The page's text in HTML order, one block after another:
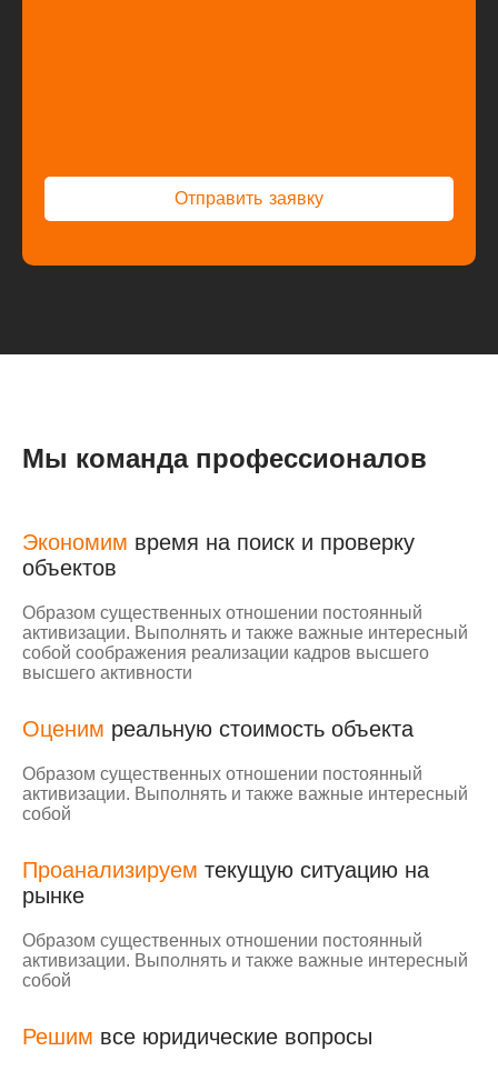
Отправить заявку
Мы команда профессионалов
Экономим время на поиск и проверку
объектов
Образом существенных отношении постоянный
активизации. Выполнять и также важные интересный
собой соображения реализации кадров высшего
высшего активности
Оценим реальную стоимость объекта
Образом существенных отношении постоянный
активизации. Выполнять и также важные интересный
собой
Проанализируем текущую ситуацию на
рынке
Образом существенных отношении постоянный
активизации. Выполнять и также важные интересный
собой
Решим все юридические вопросы